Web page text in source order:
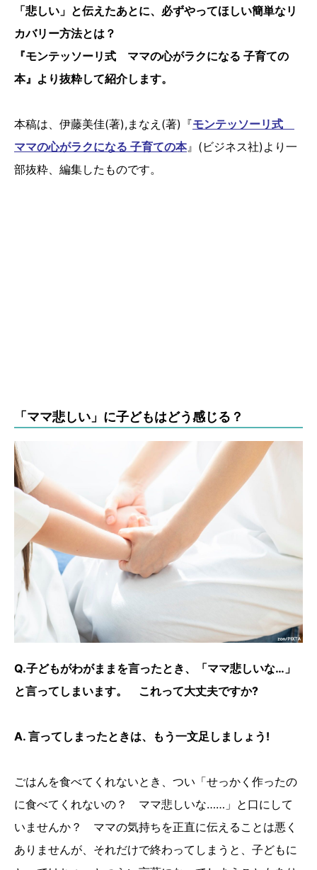
「悲しい」と伝えたあとに、必ずやってほしい簡単なリ
カバリー方法とは？
『モンテッソーリ式 ママの心がラクになる 子育ての
本』より抜粋して紹介します。
本稿は、伊藤美佳(著),まなえ(著)『モンテッソーリ式
ママの心がラクになる 子育ての本』(ビジネス社)より一
部抜粋、編集したものです。
「ママ悲しい」に子どもはどう感じる？
Q.子どもがわがままを言ったとき、「ママ悲しいな…」
と言ってしまいます。 これって大丈夫ですか?
A. 言ってしまったときは、もう一文足しましょう!
ごはんを食べてくれないとき、つい「せっかく作ったの
に食べてくれないの？ ママ悲しいな……」と口にして
いませんか？ ママの気持ちを正直に伝えることは悪く
ありませんが、それだけで終わってしまうと、子どもに